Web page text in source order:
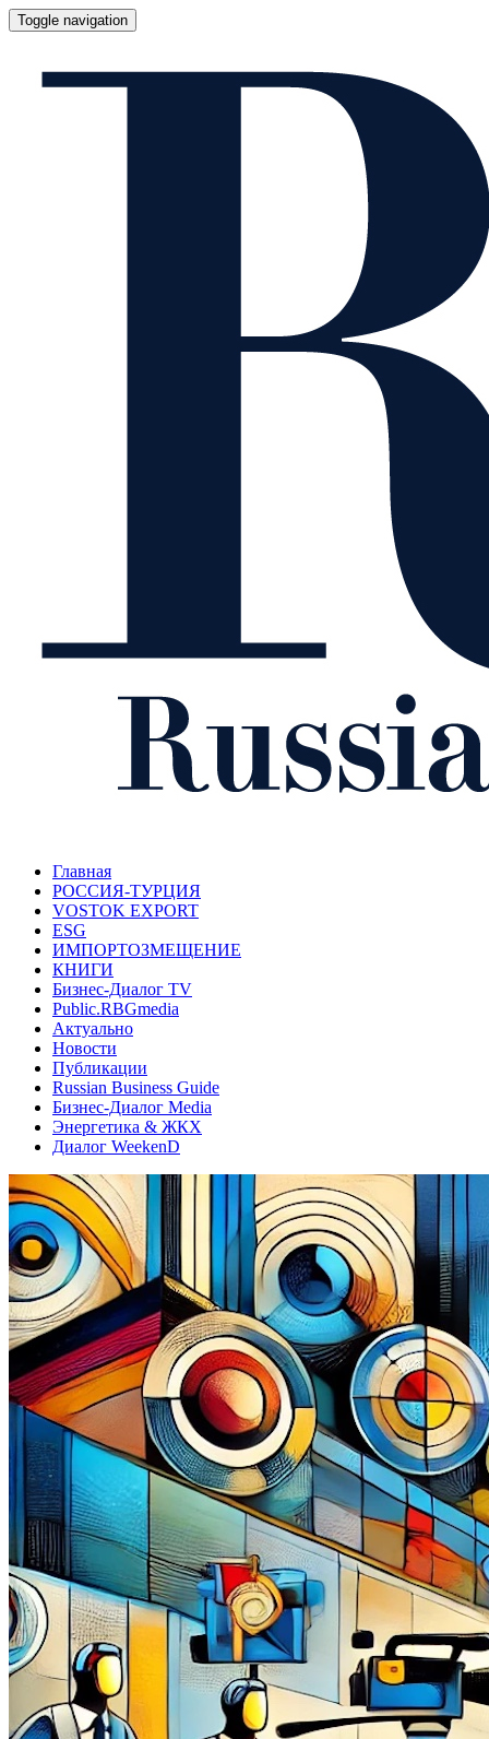
Toggle navigation
Главная
РОССИЯ-ТУРЦИЯ
VOSTOK EXPORT
ESG
ИМПОРТОЗМЕЩЕНИЕ
КНИГИ
Бизнес-Диалог TV
Public.RBGmedia
Актуально
Новости
Публикации
Russian Business Guide
Бизнес-Диалог Media
Энергетика & ЖКХ
Диалог WeekenD